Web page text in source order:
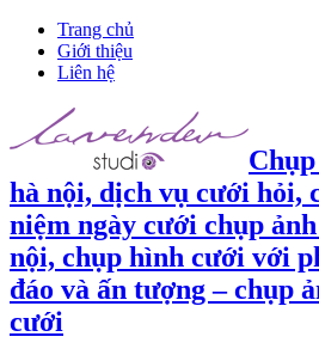
Trang chủ
Giới thiệu
Liên hệ
hà nội, dịch vụ cưới hỏi,
niệm ngày cưới chụp
nội, chụp hình cưới với
đáo và ấn tượng – chụp
cưới